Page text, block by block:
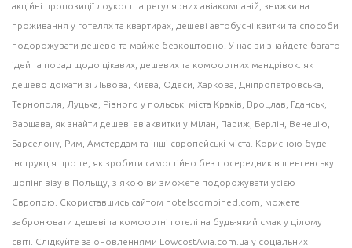
акційні пропозиції лоукост та регулярних авіакомпаній, знижки на
проживання у готелях та квартирах, дешеві автобусні квитки та способи
подорожувати дешево та майже безкоштовно. У нас ви знайдете багато
ідей та порад щодо цікавих, дешевих та комфортних мандрівок: як
дешево доїхати зі Львова, Києва, Одеси, Харкова, Дніпропетровська,
Тернополя, Луцька, Рівного у польські міста Краків , Вроцлав, Гданськ
Варшава , як знайти дешеві авіаквитки у Мілан , Париж, Берлін, Венецію,
Барселону , Рим, Амстердам та інші європейські міста. Корисною буде
інструкція про те, як зробити самостійно без посередників шенгенську
шопінг візу в Польщу, з якою ви зможете подорожувати усією
Європою. Скориставшись сайтом hotelscombined.com , можете
забронювати дешеві та комфортні готелі на будь-який смак у цілому
світі. Слідкуйте за оновленнями LowcostAvia.com.ua у соціальних